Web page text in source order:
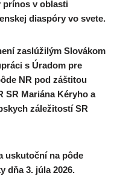
prínos v oblasti
diaspóry vo svete.
zaslúžilým Slovákom
s Úradom pre
NR pod záštitou
SR Mariána Kéryho a
záležitostí SR
uskutoční na pôde
dňa 3. júla 2026.